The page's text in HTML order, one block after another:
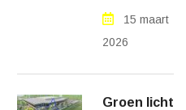
15 maart
2026
Groen licht